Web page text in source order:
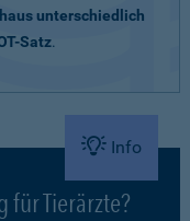
unterschiedlich
Satz.
Info
für Tierärzte?